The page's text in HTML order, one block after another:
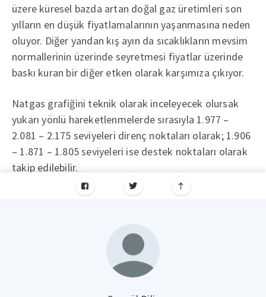
üzere küresel bazda artan doğal gaz üretimleri son
yılların en düşük fiyatlamalarının yaşanmasına neden
oluyor. Diğer yandan kış ayın da sıcaklıkların mevsim
normallerinin üzerinde seyretmesi fiyatlar üzerinde
baskı kuran bir diğer etken olarak karşımıza çıkıyor.
Natgas grafiğini teknik olarak inceleyecek olursak
yukarı yönlü hareketlenmelerde sırasıyla 1.977 –
2.081 – 2.175 seviyeleri direnç noktaları olarak; 1.906
– 1.871 – 1.805 seviyeleri ise destek noktaları olarak
takip edilebilir.